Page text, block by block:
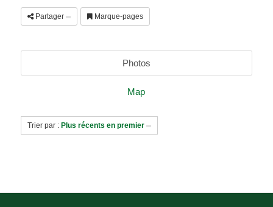
Partager Marque-pages
Photos
Map
Trier par : Plus récents en premier